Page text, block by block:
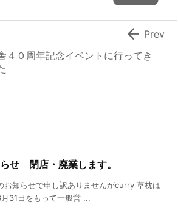
４０周年記念イベントに行ってき
 Prev
せ 閉店・廃業します。
お知らせで申し訳ありませんがcurry 草枕は
31日をもって一般営 ...